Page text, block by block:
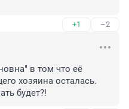
+1 –2
в том что её
хозяина осталась.
будет?!